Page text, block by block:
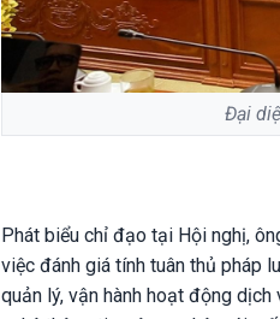
Đại
Phát biểu chỉ đạo tại Hội nghị,
việc đánh giá tính tuân thủ pháp
quản lý, vận hành hoạt động